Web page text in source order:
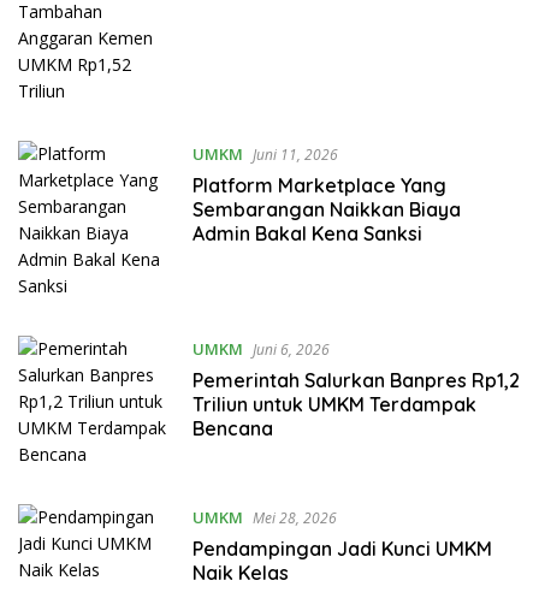
UMKM Juni 11, 2026
Platform Marketplace Yang
Sembarangan Naikkan Biaya
Admin Bakal Kena Sanksi
UMKM Juni 6, 2026
Pemerintah Salurkan Banpres Rp1,2
Triliun untuk UMKM Terdampak
Bencana
UMKM Mei 28, 2026
Pendampingan Jadi Kunci UMKM
Naik Kelas